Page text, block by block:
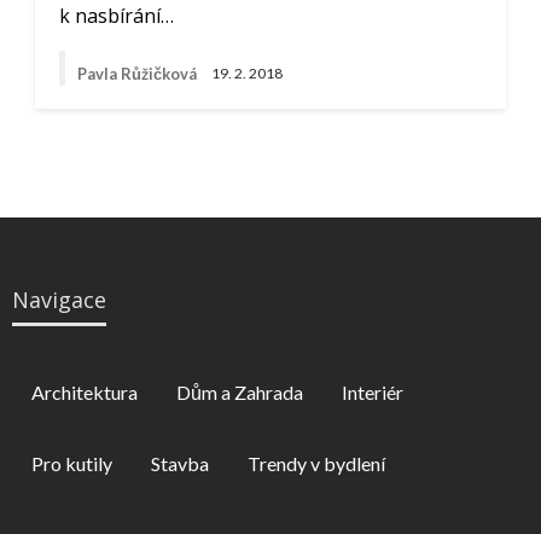
k nasbírání…
Pavla Růžičková 19. 2. 2018
Navigace
Architektura Dům a Zahrada Interiér
Pro kutily Stavba Trendy v bydlení